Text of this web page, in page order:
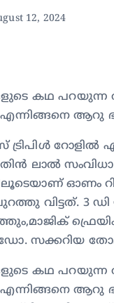
12, 2024
കഥ പറയുന്ന
ആറു
ലാൽ
ഓണം
വിട്ടത്. 3
ഡോ. സക്കറിയ
കഥ പറയുന്ന
ആറു